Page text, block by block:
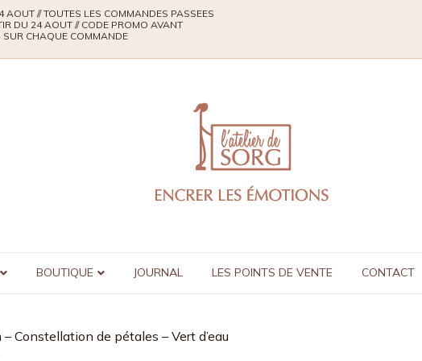
AOUT // TOUTES LES COMMANDES PASSEES
DU 24 AOUT // CODE PROMO AVANT
SUR CHAQUE COMMANDE
BOUTIQUE JOURNAL LES POINTS DE VENTE CONTACT
Constellation de pétales – Vert d’eau